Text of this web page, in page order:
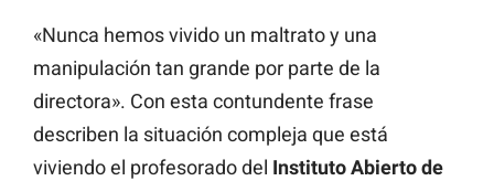
«Nunca hemos vivido un maltrato y una
manipulación tan grande por parte de la
directora». Con esta contundente frase
describen la situación compleja que está
viviendo el profesorado del Instituto Abierto de